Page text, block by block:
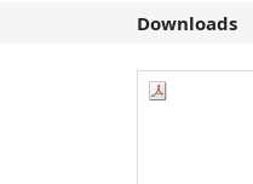
Downloads